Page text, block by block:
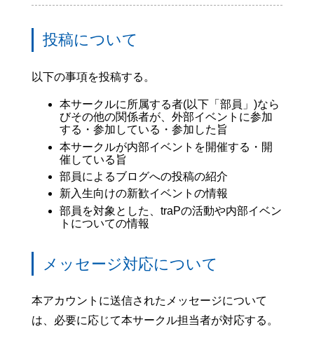
投稿について
以下の事項を投稿する。
本サークルに所属する者(以下「部員」)なら
びその他の関係者が、外部イベントに参加
する・参加している・参加した旨
本サークルが内部イベントを開催する・開
催している旨
部員によるブログへの投稿の紹介
新入生向けの新歓イベントの情報
部員を対象とした、traPの活動や内部イベン
トについての情報
メッセージ対応について
本アカウントに送信されたメッセージについて
は、必要に応じて本サークル担当者が対応する。